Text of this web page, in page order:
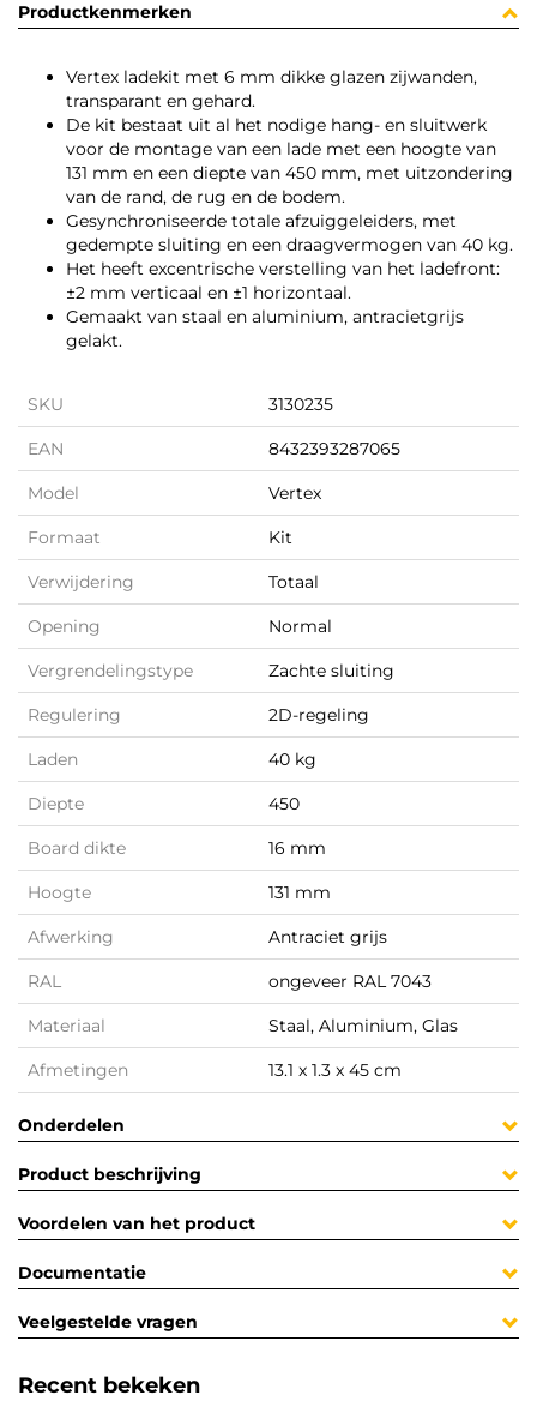
Productkenmerken
Vertex ladekit met 6 mm dikke glazen zijwanden,
transparant en gehard.
De kit bestaat uit al het nodige hang- en sluitwerk
voor de montage van een lade met een hoogte van
131 mm en een diepte van 450 mm, met uitzondering
van de rand, de rug en de bodem.
Gesynchroniseerde totale afzuiggeleiders, met
gedempte sluiting en een draagvermogen van 40 kg.
Het heeft excentrische verstelling van het ladefront:
±2 mm verticaal en ±1 horizontaal.
Gemaakt van staal en aluminium, antracietgrijs
gelakt.
SKU 3130235
EAN 8432393287065
Model Vertex
Formaat Kit
Verwijdering Totaal
Opening Normal
Vergrendelingstype Zachte sluiting
Regulering 2D-regeling
Laden 40 kg
Diepte 450
Board dikte 16 mm
Hoogte 131 mm
Afwerking Antraciet grijs
RAL ongeveer RAL 7043
Materiaal Staal, Aluminium, Glas
Afmetingen 13.1 x 1.3 x 45 cm
Onderdelen
Product beschrijving
Voordelen van het product
Documentatie
Veelgestelde vragen
Recent bekeken